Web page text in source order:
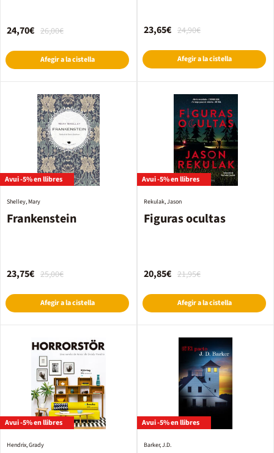
26,00€
24,70€
Afegir a la cistella
24,90€
23,65€
Afegir a la cistella
Avui -5% en llibres
Frankenstein
Shelley, Mary
25,00€
23,75€
Afegir a la cistella
Avui -5% en llibres
Figuras ocultas
Rekulak, Jason
21,95€
20,85€
Afegir a la cistella
Avui -5% en llibres
Hendrix, Grady
Avui -5% en llibres
Barker, J.D.